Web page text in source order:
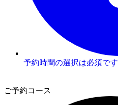
予約時間の選択は必須です
ご予約コース